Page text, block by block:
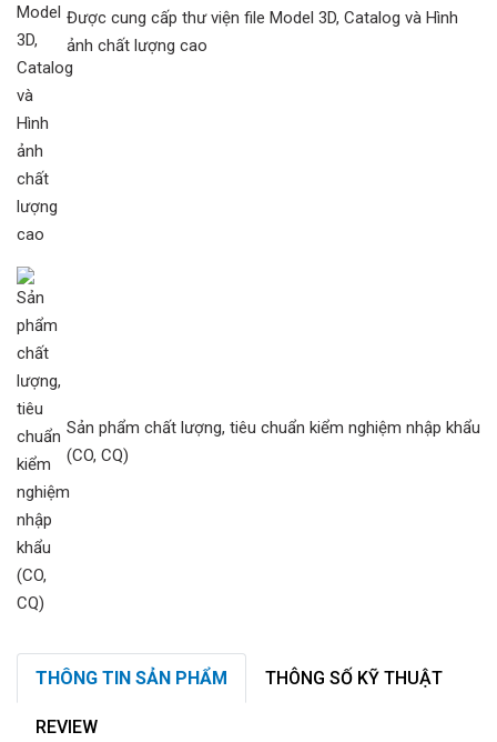
Được cung cấp thư viện file Model 3D, Catalog và Hình
ảnh chất lượng cao
Sản phẩm chất lượng, tiêu chuẩn kiểm nghiệm nhập khẩu
(CO, CQ)
THÔNG TIN SẢN PHẨM THÔNG SỐ KỸ THUẬT
REVIEW